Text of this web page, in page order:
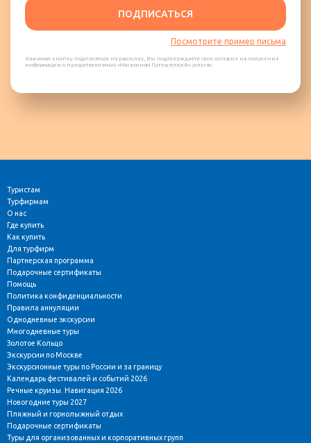
ПОДПИСАТЬСЯ
Посмотрите пример письма
Нажимая кнопку подписаться на рассылку, Вы подтверждаете свое согласие на получение
информации о предоставляемых «Магазином Путешествий» услугах.
Туристам
Турфирмам
О нас
Где купить
Как купить
Для турфирм
Партнерская программа
Подарочные сертификаты
Помощь
Политика конфиденциальности
Правила аннуляции
Однодневные экскурсии
Многодневные туры
Золотое Кольцо
Экскурсии по Москве
Экскурсионные туры по России и за границу
Календарь фестивалей и событий 2026
Речные круизы. Навигация 2026
Новогодние туры 2027
Пляжный и горнолыжный отдых
Подарочные сертификаты
Туры для организованных и корпоративных групп